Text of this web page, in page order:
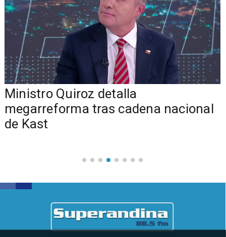
Ministro Quiroz detalla
megarreforma tras cadena nacional
de Kast